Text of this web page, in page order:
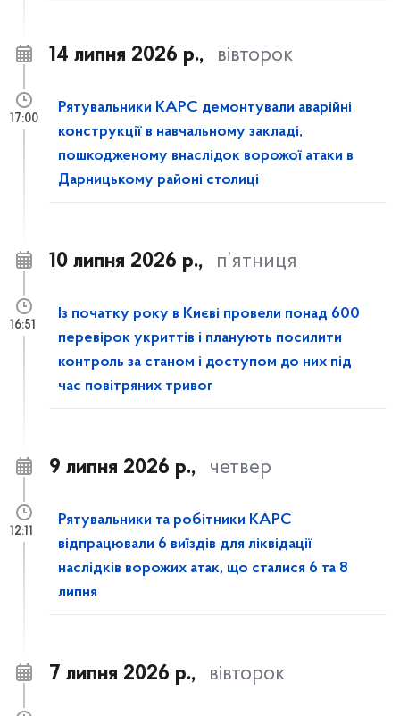
14 липня 2026 р., вівторок
Рятувальники КАРС демонтували аварійні
конструкції в навчальному закладі,
пошкодженому внаслідок ворожої атаки в
Дарницькому районі столиці
17:00
10 липня 2026 р., п’ятниця
Із початку року в Києві провели понад 600
перевірок укриттів і планують посилити
контроль за станом і доступом до них під
час повітряних тривог
16:51
9 липня 2026 р., четвер
Рятувальники та робітники КАРС
відпрацювали 6 виїздів для ліквідації
наслідків ворожих атак, що сталися 6 та 8
липня
12:11
7 липня 2026 р., вівторок